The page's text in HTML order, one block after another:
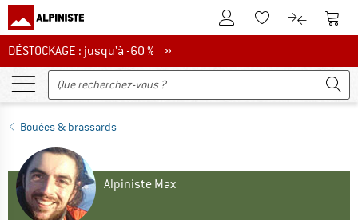
Vers le compte client
Vers la liste
Vers le
DÉSTOCKAGE : jusqu'à -60 %
DÉSTOCKAGE : jusqu'à -60 % »
Bouées & brassards
Alpiniste Max